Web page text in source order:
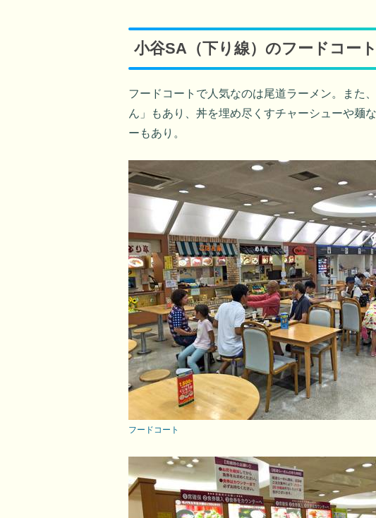
小谷SA（下り線）のフードコー
フードコートで人気なのは尾道ラーメン。また
ん」もあり、丼を埋め尽くすチャーシューや麺
ーもあり。
フードコート